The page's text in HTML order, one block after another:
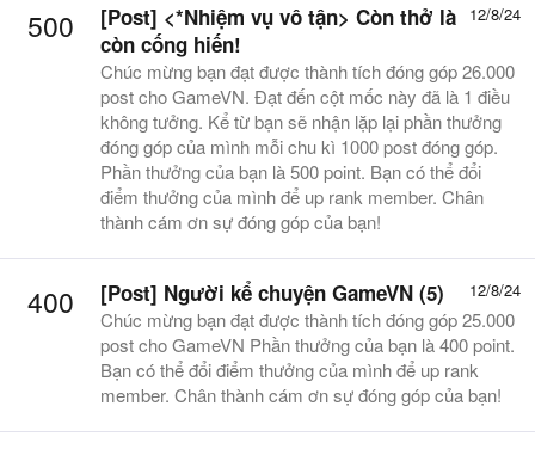
500 12/8/24
[Post] <*Nhiệm vụ vô tận> Còn thở là
còn cống hiến!
Chúc mừng bạn đạt được thành tích đóng góp 26.000
post cho GameVN. Đạt đến cột mốc này đã là 1 điều
không tưởng. Kể từ bạn sẽ nhận lặp lại phần thưởng
đóng góp của mình mỗi chu kì 1000 post đóng góp.
Phần thưởng của bạn là 500 point. Bạn có thể đổi
điểm thưởng của mình để up rank member. Chân
thành cám ơn sự đóng góp của bạn!
400 12/8/24
[Post] Người kể chuyện GameVN (5)
Chúc mừng bạn đạt được thành tích đóng góp 25.000
post cho GameVN Phần thưởng của bạn là 400 point.
Bạn có thể đổi điểm thưởng của mình để up rank
member. Chân thành cám ơn sự đóng góp của bạn!